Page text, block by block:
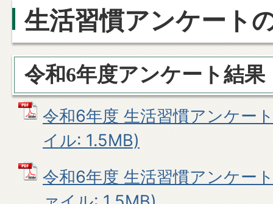
生活習慣アンケート
令和6年度アンケート結果
令和6年度 生活習慣アンケー
イル: 1.5MB)
令和6年度 生活習慣アンケー